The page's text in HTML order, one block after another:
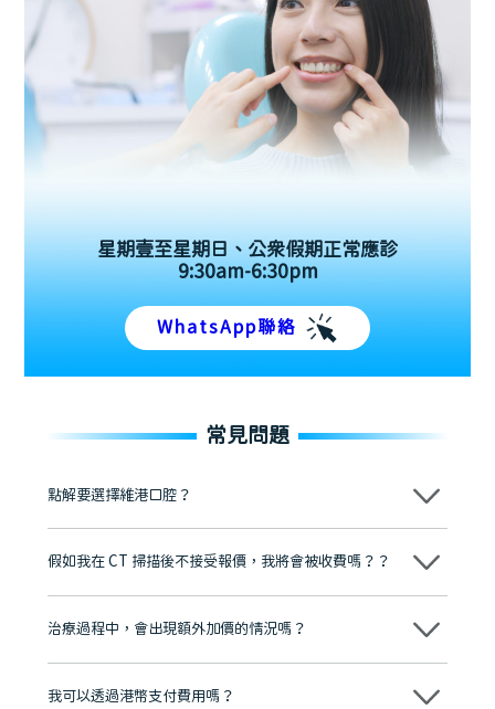
星期壹至星期日、公眾假期正常應診
9:30am-6:30pm
WhatsApp聯絡
常見問題
點解要選擇維港口腔？
維港口腔踐行「醫道濟世」的大學校訓，各分院匯聚來自香港、內地的
牌」、「2025香港企業領袖品牌」，是諾貝爾種植系統全球放心植牙中
至今已服務超過三十個國家和地區的顧客，受到粵港澳大灣區及周邊城
市市民極高的口碑評價及信任推薦 珠海、深圳設有八大分院，香港亦設
有咨詢及服務保障中心，有任何問題都可以隨時預約免費咨詢，讓人十
假如我在 CT 掃描後不接受報價，我將會被收費嗎？？
不會！只要未開始實際服務之前，你不會被收取任何費用。
治療過程中，會出現額外加價的情況嗎？
不會，治療前我們會詳細說明治療方案及對應的價錢，顧客同意並簽字
我可以透過港幣支付費用嗎？